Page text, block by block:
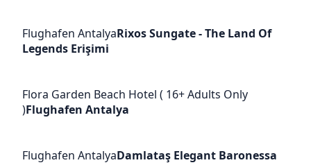
Flughafen AntalyaRixos Sungate - The Land Of
Legends Erişimi
Flora Garden Beach Hotel ( 16+ Adults Only
)Flughafen Antalya
Flughafen AntalyaDamlataş Elegant Baronessa